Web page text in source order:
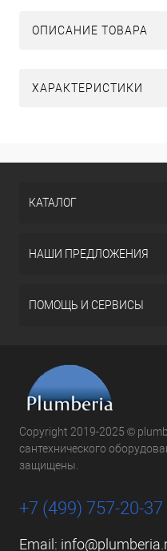
ОПИСАНИЕ ТОВАРА
ХАРАКТЕРИСТИКИ
КАТАЛОГ
НАШИ ПРЕДЛОЖЕНИЯ
ПОМОЩЬ И СЕРВИСЫ
Copyright 2019-2025 ©
сантехнического
защищены.
+7 (499) 757-20-37
Email: